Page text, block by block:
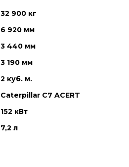
32 900 кг
6 920 мм
3 440 мм
3 190 мм
2 куб. м.
Caterpillar C7 ACERT
152 кВт
7,2 л